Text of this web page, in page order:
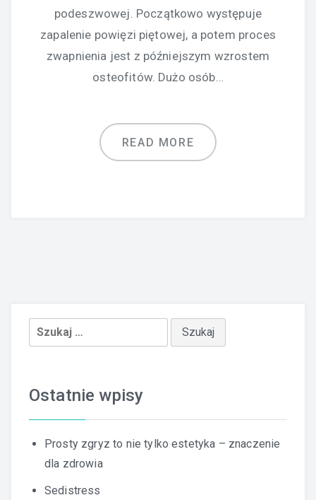
podeszwowej. Początkowo występuje
zapalenie powięzi piętowej, a potem proces
zwapnienia jest z późniejszym wzrostem
osteofitów. Dużo osób…
READ MORE
Szukaj:
Ostatnie wpisy
Prosty zgryz to nie tylko estetyka – znaczenie
dla zdrowia
Sedistress